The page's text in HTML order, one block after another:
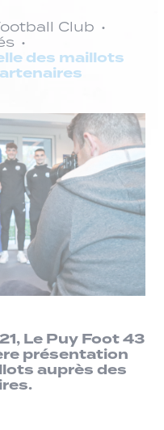
Club
des maillots
Le Puy Foot 43
présentation
auprès des